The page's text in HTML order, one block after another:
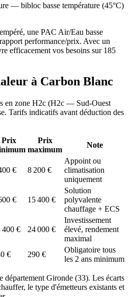
— bibloc basse température (45°C)
une PAC Air/Eau basse
performance/prix. Avec un
efficacement vos besoins sur 185
à Carbon Blanc
en zone H2c (H2c — Sud-Ouest
Tarifs indicatifs avant déduction des
Prix
Prix
maximum
Note
€ 8 200 €
Appoint ou
climatisation
uniquement
€ 15 400 €
Solution
polyvalente
chauffage + ECS
400 € 24 000 €
Investissement
élevé, rendement
maximal
€ 290 €
Obligatoire tous
les 2 ans minimum
département Gironde (33). Les écarts
le type d'émetteurs existants et